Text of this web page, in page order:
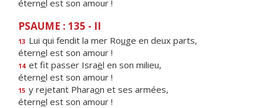
éternel est son amour !
PSAUME : 135 - II
13 Lui qui fendit la mer Rouge en deux parts,
éternel est son amour !
14 et fit passer Israël en son milieu,
éternel est son amour !
15 y rejetant Pharaon et ses armées,
éternel est son amour !